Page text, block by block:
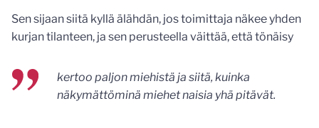
Sen sijaan siitä kyllä älähdän, jos toimittaja näkee yhden
kurjan tilanteen, ja sen perusteella väittää, että tönäisy
kertoo paljon miehistä ja siitä, kuinka
näkymättöminä miehet naisia yhä pitävät.